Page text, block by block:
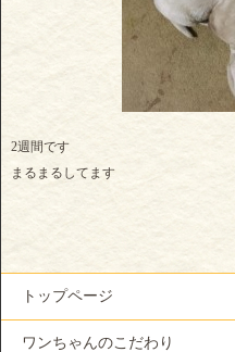
2週間です
まるまるしてます
トップページ
ワンちゃんのこだわり